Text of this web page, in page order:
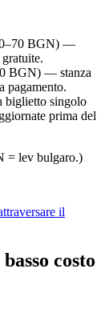
BGN) —
BGN) — stanza
pagamento.
biglietto singolo
prima del
= lev bulgaro.)
il
costo